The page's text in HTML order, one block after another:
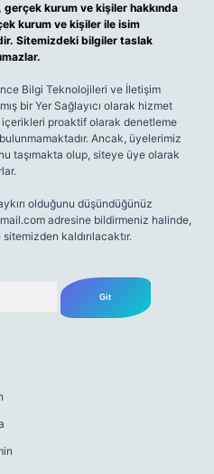
kurum ve kişiler hakkında
kurum ve kişiler ile isim
Sitemizdeki bilgiler taslak
Bilgi Teknolojileri ve İletişim
bir Yer Sağlayıcı olarak hizmet
proaktif olarak denetleme
Ancak, üyelerimiz
taşımakta olup, siteye üye olarak
olduğunu düşündüğünüz
adresine bildirmeniz halinde,
kaldırılacaktır.